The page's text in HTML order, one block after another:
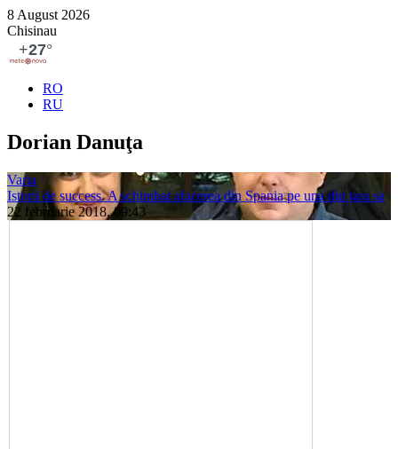
8 August 2026
Chisinau
RO
RU
Dorian Da­nuţa
Varia
Istorii de success. A schimbat afacerea din Spania pe una din țara sa
22 februarie 2018, 09:43